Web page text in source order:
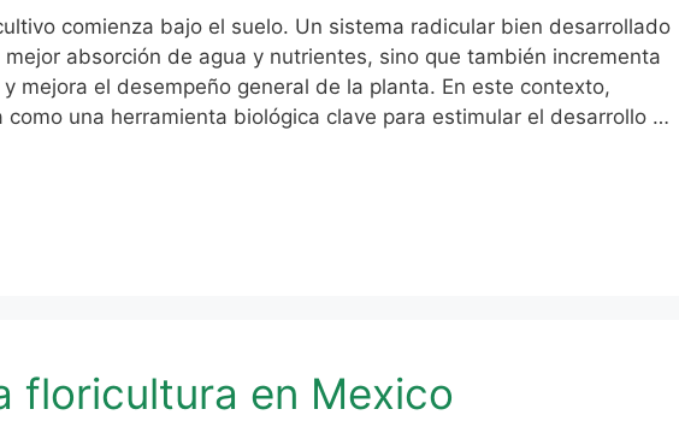
comienza bajo el suelo. Un sistema radicular bien desarrollado
absorción de agua y nutrientes, sino que también incrementa
mejora el desempeño general de la planta. En este contexto,
como una herramienta biológica clave para estimular el desarrollo …
floricultura en Mexico